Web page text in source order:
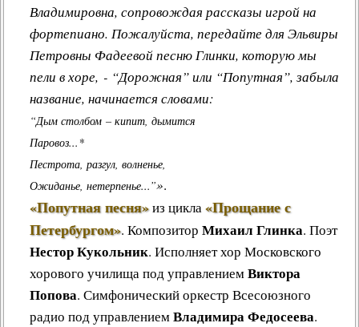
Владимировна, сопровождая рассказы игрой на
фортепиано. Пожалуйста, передайте для Эльвиры
Петровны Фадеевой песню Глинки, которую мы
пели в хоре, - “Дорожная” или “Попутная”, забыла
название, начинается словами:
“Дым столбом – кипит, дымится
Паровоз...*
Пестрота, разгул, волненье,
Ожиданье, нетерпенье...”».
«Попутная песня»из цикла«Прощание с
Петербургом». Композитор Михаил Глинка. Поэт
Нестор Кукольник. Исполняет хор Московского
хорового училища под управлениемВиктора
Попова. Симфонический оркестр Всесоюзного
радио под управлениемВладимира Федосеева.